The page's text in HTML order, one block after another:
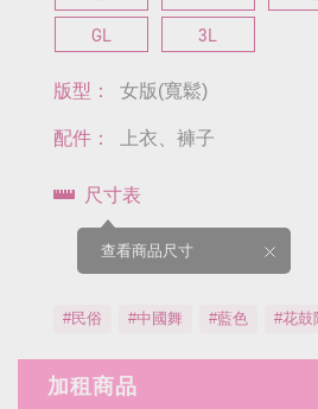
GL
3L
版型： 女版(寬鬆)
配件： 上衣、褲子
尺寸表
查看商品尺寸
#民俗 #中國舞 #藍色 #花鼓
加租商品